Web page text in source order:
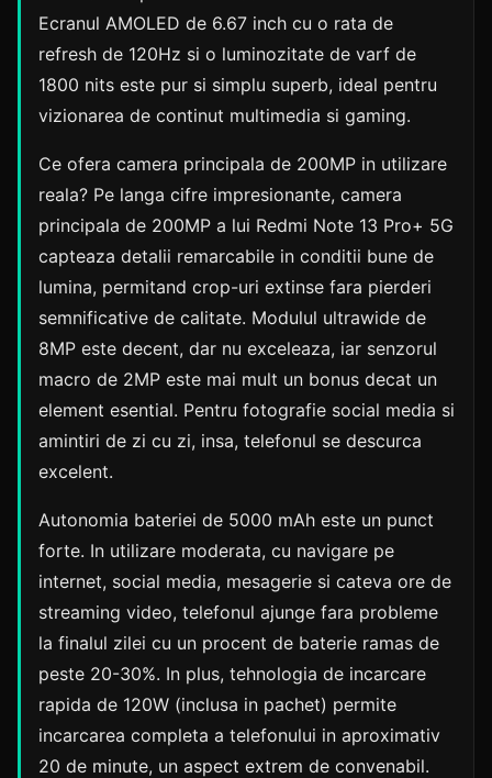
Ecranul AMOLED de 6.67 inch cu o rata de
refresh de 120Hz si o luminozitate de varf de
1800 nits este pur si simplu superb, ideal pentru
vizionarea de continut multimedia si gaming.
Ce ofera camera principala de 200MP in utilizare
reala? Pe langa cifre impresionante, camera
principala de 200MP a lui Redmi Note 13 Pro+ 5G
capteaza detalii remarcabile in conditii bune de
lumina, permitand crop-uri extinse fara pierderi
semnificative de calitate. Modulul ultrawide de
8MP este decent, dar nu exceleaza, iar senzorul
macro de 2MP este mai mult un bonus decat un
element esential. Pentru fotografie social media si
amintiri de zi cu zi, insa, telefonul se descurca
excelent.
Autonomia bateriei de 5000 mAh este un punct
forte. In utilizare moderata, cu navigare pe
internet, social media, mesagerie si cateva ore de
streaming video, telefonul ajunge fara probleme
la finalul zilei cu un procent de baterie ramas de
peste 20-30%. In plus, tehnologia de incarcare
rapida de 120W (inclusa in pachet) permite
incarcarea completa a telefonului in aproximativ
20 de minute, un aspect extrem de convenabil.